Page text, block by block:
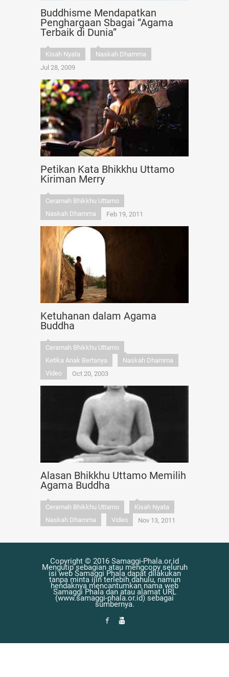
Buddhisme Mendapatkan
Penghargaan Sbagai “Agama
Terbaik di Dunia”
Kisah Nyata
Naskah Dhamma
Jul 28, 2009
Petikan Kata Bhikkhu Uttamo
Kiriman Merry
Ceramah Bhikkhu Uttamo
Naskah Dhamma
Feb 19, 2011
Ketuhanan dalam Agama
Buddha
Ceramah Bhikkhu Uttamo
Ketika Anak Bertanya
Naskah Dhamma
Video
Oct 20, 2003
Alasan Bhikkhu Uttamo Memilih
Agama Buddha
Ceramah Bhikkhu Uttamo
Kisah Nyata
Naskah Dhamma
Video Nov 13, 2011
Copyright © 2016 Samaggi-Phala.or.id
Mengutip sebagian atau mengcopy seluruh
isi web Samaggi Phala dapat dilakukan
tanpa minta ijin terlebih dahulu, namun
hendaknya mencantumkan nama web
Samaggi Phala dan atau alamat URL
(www.samaggi-phala.or.id) sebagai
sumbernya.